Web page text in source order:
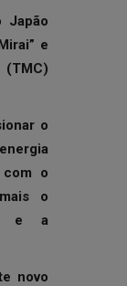
Japão
e
o
com o
o
e a
novo